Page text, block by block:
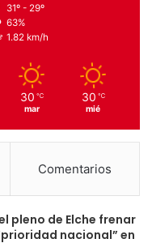
31º - 29º
63%
1.82 km/h
30 ℃
mar
30 ℃
mié
Comentarios
el pleno de Elche frenar
nacional” en